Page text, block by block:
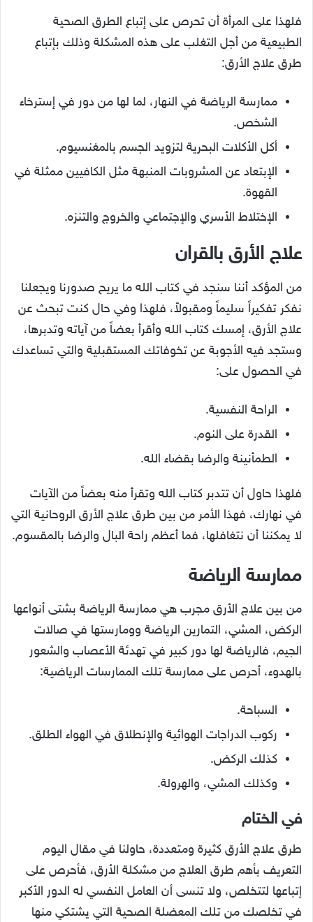
فلهذا على المرأة أن تحرص على إتباع الطرق الصحية
الطبيعية من أجل التغلب على هذه المشكلة وذلك بإتباع
طرق علاج الأرق:
ممارسة الرياضة في النهار، لما لها من دور في إسترخاء
الشخص.
أكل الأكلات البحرية لتزويد الجسم بالمغنسيوم.
الإبتعاد عن المشروبات المنبهة مثل الكافيين ممثلة في
القهوة.
الإختلاط الأسري والإجتماعي والخروج والتنزه.
علاج الأرق بالقران
من المؤكد أننا سنجد في كتاب الله ما يريح صدورنا ويجعلنا
نفكر تفكيراً سليماً ومقبولاً، فلهذا وفي حال كنت تبحث عن
علاج الأرق، إمسك كتاب الله وأقرأ بعضاً من آياته وتدبرها،
وستجد فيه الأجوبة عن تخوفاتك المستقبلية والتي تساعدك
في الحصول على:
الراحة النفسية.
القدرة على النوم.
الطمأنينة والرضا بقضاء الله.
فلهذا حاول أن تتدبر كتاب الله وتقرأ منه بعضاً من الآيات
في نهارك، فهذا الأمر من بين طرق علاج الأرق الروحانية التي
لا يمكننا أن نتغافلها، فما أعظم راحة البال والرضا بالمقسوم.
ممارسة الرياضة
من بين علاج الأرق مجرب هي ممارسة الرياضة بشتى أنواعها
الركض، المشي، التمارين الرياضة وومارستها في صالات
الجيم، فالرياضة لها دور كبير في تهدئة الأعصاب والشعور
بالهدوء، أحرص على ممارسة تلك الممارسات الرياضية:
السباحة.
ركوب الدراجات الهوائية والإنطلاق في الهواء الطلق.
كذلك الركض.
وكذلك المشي، والهرولة.
في الختام
طرق علاج الأرق كثيرة ومتعددة، حاولنا في مقال اليوم
التعريف بأهم طرق العلاج من مشكلة الأرق، فأحرص على
إتباعها لتتخلص، ولا تنسى أن العامل النفسي له الدور الأكبر
في تخلصك من تلك المعضلة الصحية التي يشتكي منها